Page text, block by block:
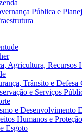
Pública e
Agricultura, Recursos
Trânsito e Defesa
e Serviços
e Desenvolvimento
Humanos e
Esgoto